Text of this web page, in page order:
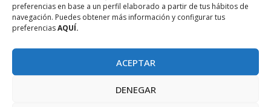
preferencias en base a un perfil elaborado a partir de tus hábitos de
navegación. Puedes obtener más información y configurar tus
preferenciasAQUÍ.
ACEPTAR
DENEGAR